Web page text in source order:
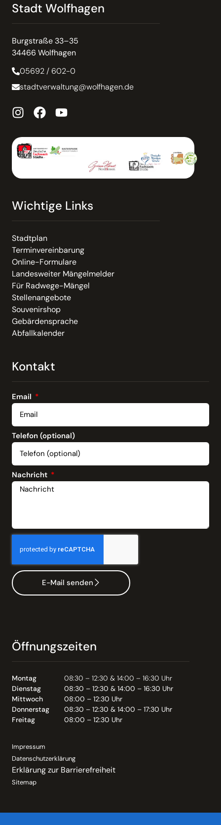
Stadt Wolfhagen
Burgstraße 33–35
34466 Wolfhagen
05692 / 602-0
stadtverwaltung@wolfhagen.de
Wichtige Links
Stadtplan
Terminvereinbarung
Online-Formulare
Landesweiter Mängelmelder
Für Radwege-Mängel
Stellenangebote
Souvenirshop
Gebärdensprache
Abfallkalender
Kontakt
Email
Telefon (optional)
Nachricht
E-Mail senden
Öffnungszeiten
Montag
08:30 – 12:30 & 14:00 – 16:30 Uhr
Dienstag
08:30 – 12:30 & 14:00 – 16:30 Uhr
Mittwoch
08:00 – 12:30 Uhr
Donnerstag
08:30 – 12:30 & 14:00 – 17:30 Uhr
Freitag
08:00 – 12:30 Uhr
Impressum
Datenschutzerklärung
Erklärung zur Barrierefreiheit
Sitemap